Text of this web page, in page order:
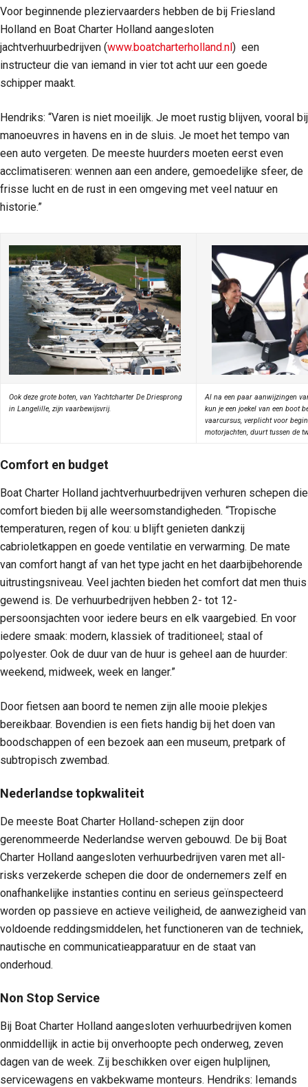
Voor beginnende pleziervaarders hebben de bij Friesland
Holland en Boat Charter Holland aangesloten
jachtverhuurbedrijven (www.boatcharterholland.nl) een
instructeur die van iemand in vier tot acht uur een goede
schipper maakt.
Hendriks: “Varen is niet moeilijk. Je moet rustig blijven, vooral bij
manoeuvres in havens en in de sluis. Je moet het tempo van
een auto vergeten. De meeste huurders moeten eerst even
acclimatiseren: wennen aan een andere, gemoedelijke sfeer, de
frisse lucht en de rust in een omgeving met veel natuur en
historie.”
Ook deze grote boten, van Yachtcharter De Driesprong
in Langelille, zijn vaarbewijsvrij.
Al na een paar aanwijzingen
kun je een joekel van een boot
vaarcursus, verplicht voor
motorjachten, duurt tussen de
Comfort en budget
Boat Charter Holland jachtverhuurbedrijven verhuren schepen die
comfort bieden bij alle weersomstandigheden. “Tropische
temperaturen, regen of kou: u blijft genieten dankzij
cabrioletkappen en goede ventilatie en verwarming. De mate
van comfort hangt af van het type jacht en het daarbijbehorende
uitrustingsniveau. Veel jachten bieden het comfort dat men thuis
gewend is. De verhuurbedrijven hebben 2- tot 12-
persoonsjachten voor iedere beurs en elk vaargebied. En voor
iedere smaak: modern, klassiek of traditioneel; staal of
polyester. Ook de duur van de huur is geheel aan de huurder:
weekend, midweek, week en langer.”
Door fietsen aan boord te nemen zijn alle mooie plekjes
bereikbaar. Bovendien is een fiets handig bij het doen van
boodschappen of een bezoek aan een museum, pretpark of
subtropisch zwembad.
Nederlandse topkwaliteit
De meeste Boat Charter Holland-schepen zijn door
gerenommeerde Nederlandse werven gebouwd. De bij Boat
Charter Holland aangesloten verhuurbedrijven varen met all-
risks verzekerde schepen die door de ondernemers zelf en
onafhankelijke instanties continu en serieus geïnspecteerd
worden op passieve en actieve veiligheid, de aanwezigheid van
voldoende reddingsmiddelen, het functioneren van de techniek,
nautische en communicatieapparatuur en de staat van
onderhoud.
Non Stop Service
Bij Boat Charter Holland aangesloten verhuurbedrijven komen
onmiddellijk in actie bij onverhoopte pech onderweg, zeven
dagen van de week. Zij beschikken over eigen hulplijnen,
servicewagens en vakbekwame monteurs. Hendriks: Iemands